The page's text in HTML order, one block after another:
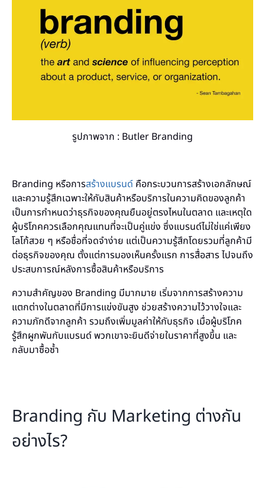
รูปภาพจาก : Butler Branding
Branding หรือการสร้างแบรนด์ คือกระบวนการสร้างเอกลักษณ์
และความรู้สึกเฉพาะให้กับสินค้าหรือบริการในความคิดของลูกค้า
เป็นการกำหนดว่าธุรกิจของคุณยืนอยู่ตรงไหนในตลาด และเหตุใด
ผู้บริโภคควรเลือกคุณแทนที่จะเป็นคู่แข่ง ซึ่งแบรนด์ไม่ใช่แค่เพียง
โลโก้สวย ๆ หรือชื่อที่จดจำง่าย แต่เป็นความรู้สึกโดยรวมที่ลูกค้ามี
ต่อธุรกิจของคุณ ตั้งแต่การมองเห็นครั้งแรก การสื่อสาร ไปจนถึง
ประสบการณ์หลังการซื้อสินค้าหรือบริการ
ความสำคัญของ Branding มีมากมาย เริ่มจากการสร้างความ
แตกต่างในตลาดที่มีการแข่งขันสูง ช่วยสร้างความไว้วางใจและ
ความภักดีจากลูกค้า รวมถึงเพิ่มมูลค่าให้กับธุรกิจ เมื่อผู้บริโภค
รู้สึกผูกพันกับแบรนด์ พวกเขาจะยินดีจ่ายในราคาที่สูงขึ้น และ
กลับมาซื้อซ้ำ
Branding กับ Marketing ต่างกัน
อย่างไร?